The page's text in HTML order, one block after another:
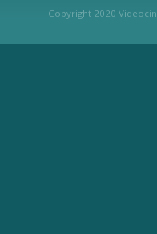
Copyright 2020